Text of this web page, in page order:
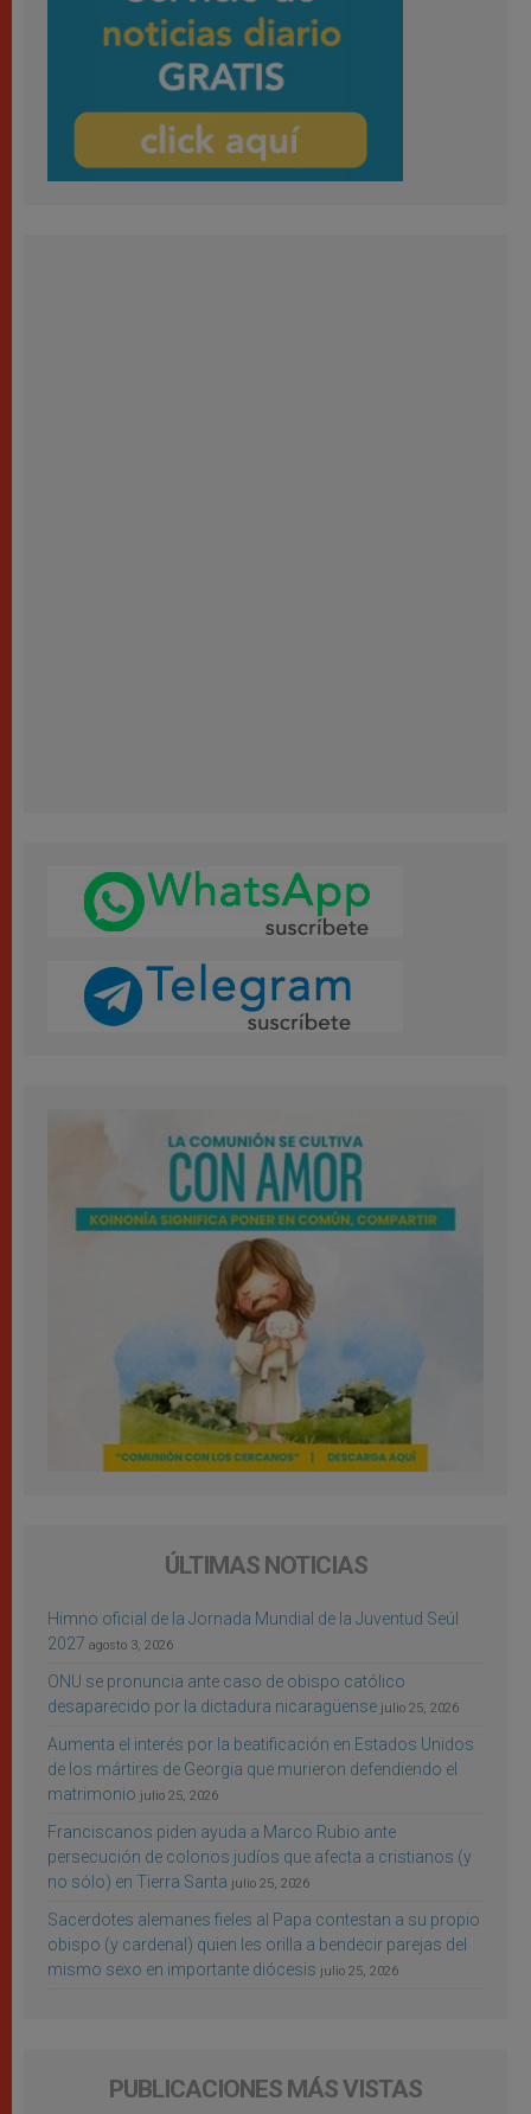
ÚLTIMAS NOTICIAS
Himno oficial de la Jornada Mundial de la Juventud Seúl
2027 agosto 3, 2026
ONU se pronuncia ante caso de obispo católico
desaparecido por la dictadura nicaragüense julio 25, 2026
Aumenta el interés por la beatificación en Estados Unidos
de los mártires de Georgia que murieron defendiendo el
matrimonio julio 25, 2026
Franciscanos piden ayuda a Marco Rubio ante
persecución de colonos judíos que afecta a cristianos (y
no sólo) en Tierra Santa julio 25, 2026
Sacerdotes alemanes fieles al Papa contestan a su propio
obispo (y cardenal) quien les orilla a bendecir parejas del
mismo sexo en importante diócesis julio 25, 2026
PUBLICACIONES MÁS VISTAS